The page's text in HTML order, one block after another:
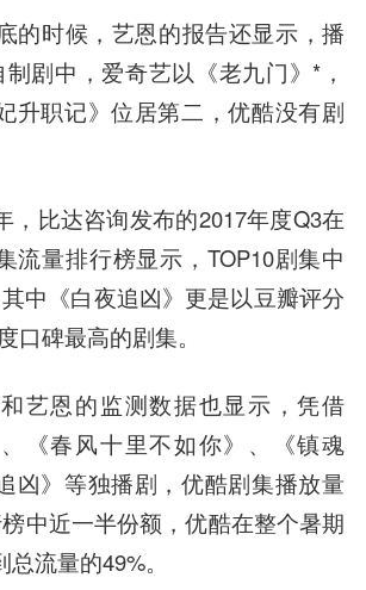
时候，艺恩的报告还显示，播
剧中， 爱奇艺以《老九门》*，
升职记》位居第二，优酷没有剧
比达咨询发布的2017年度Q3在
流量排行榜显示，TOP10剧集中
中《白夜追凶》更是以豆瓣评分
口碑最高的剧集。
恩的监测数据也显示，凭借
、《春风十里不如你》、《镇魂
凶》等独播剧，优酷剧集播放量
中近一半份额，优酷在整个暑期
流量的49%。